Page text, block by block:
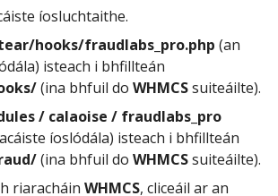
íosluchtaithe.
hooks/fraudlabs_pro.php (an
isteach i bhfillteán
(ina bhfuil do WHMCSsuiteáilte).
/ calaoise / fraudlabs_pro
íoslódála) isteach i bhfillteán
(ina bhfuil do WHMCSsuiteáilte).
riaracháin WHMCS, cliceáil ar an